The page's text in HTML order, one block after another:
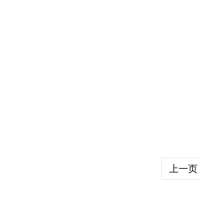
上一页